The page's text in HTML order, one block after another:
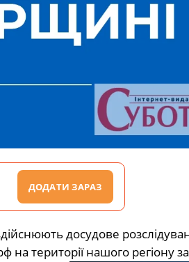
ДОДАТИ ЗАРАЗ
досудове
території нашого регіону